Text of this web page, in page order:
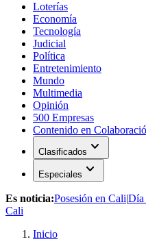
Loterías
Economía
Tecnología
Judicial
Política
Entretenimiento
Mundo
Multimedia
Opinión
500 Empresas
Contenido en
Clasificados expand_more
Especiales expand_more
Es noticia:Posesión en Cali|Día
Cali
Inicio